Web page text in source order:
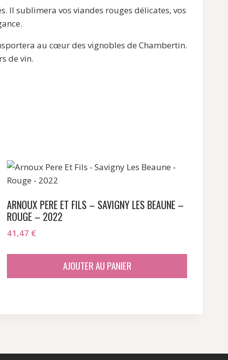
Il sublimera vos viandes rouges délicates, vos
au cœur des vignobles de Chambertin.
de vin.
ARNOUX PERE ET FILS – SAVIGNY LES BEAUNE –
ROUGE – 2022
41,47 €
AJOUTER AU PANIER